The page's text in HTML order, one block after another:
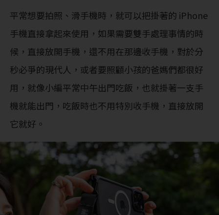
平常想要拍照、滑手機時，就可以把掛著的 iPhone
手機直接拿起來使用，如果需要雙手處理事情的時
候，直接放開手機，還不用在那邊收手機，對於分
秒必爭的現代人，或者要照顧小孩的爸媽們都很好
用，就像小編平常中午出門吃飯，也就掛著一支手
機就能出門，吃飯時也不用特別收手機，直接放開
它就好。